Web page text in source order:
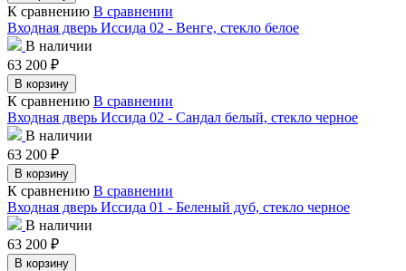
К сравнению В сравнении
Входная дверь Иссида 02 - Венге, стекло белое
В наличии
63 200 ₽
В корзину
К сравнению В сравнении
Входная дверь Иссида 02 - Сандал белый, стекло черное
В наличии
63 200 ₽
В корзину
К сравнению В сравнении
Входная дверь Иссида 01 - Беленый дуб, стекло черное
В наличии
63 200 ₽
В корзину